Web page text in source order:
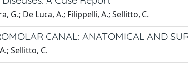
G.; De Luca, A.; Filippelli, A.; Sellitto, C.
CANAL: ANATOMICAL AND
Sellitto, C.